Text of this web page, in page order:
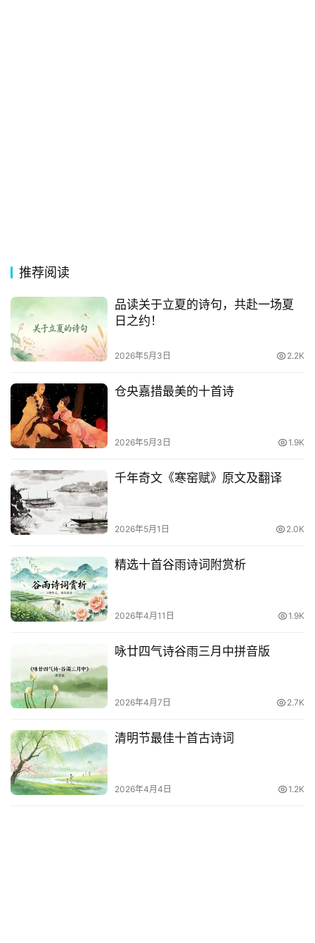
词
其
他
词
语
推荐阅读
品读关于立夏的诗句，共赴一场夏
日之约！
2026年5月3日 2.2K
仓央嘉措最美的十首诗
2026年5月3日 1.9K
千年奇文《寒窑赋》原文及翻译
2026年5月1日 2.0K
精选十首谷雨诗词附赏析
2026年4月11日 1.9K
咏廿四气诗谷雨三月中拼音版
2026年4月7日 2.7K
清明节最佳十首古诗词
2026年4月4日 1.2K